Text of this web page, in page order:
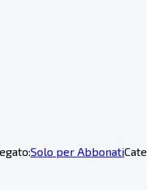
Solo per Abbonati